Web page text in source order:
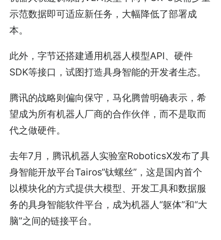
示范数据即可适应新任务，大幅降低了部署成
本。
此外，字节还搭建通用机器人模型API、硬件
SDK等接口，试图打造具身智能的开发者生态。
腾讯的战略则偏向保守，马化腾曾明确表示，希
望成为所有机器人厂商的合作伙伴，而不是取而
代之做硬件。
去年7月，腾讯机器人实验室RoboticsX发布了具
身智能开放平台Tairos“钛螺丝”，这是国内首个
以模块化的方式提供大模型、开发工具和数据服
务的具身智能软件平台，成为机器人“躯体”和“大
脑”之间的链接平台。